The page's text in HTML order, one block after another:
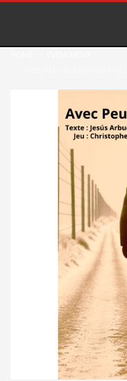
Avec Peu de
de la Loue